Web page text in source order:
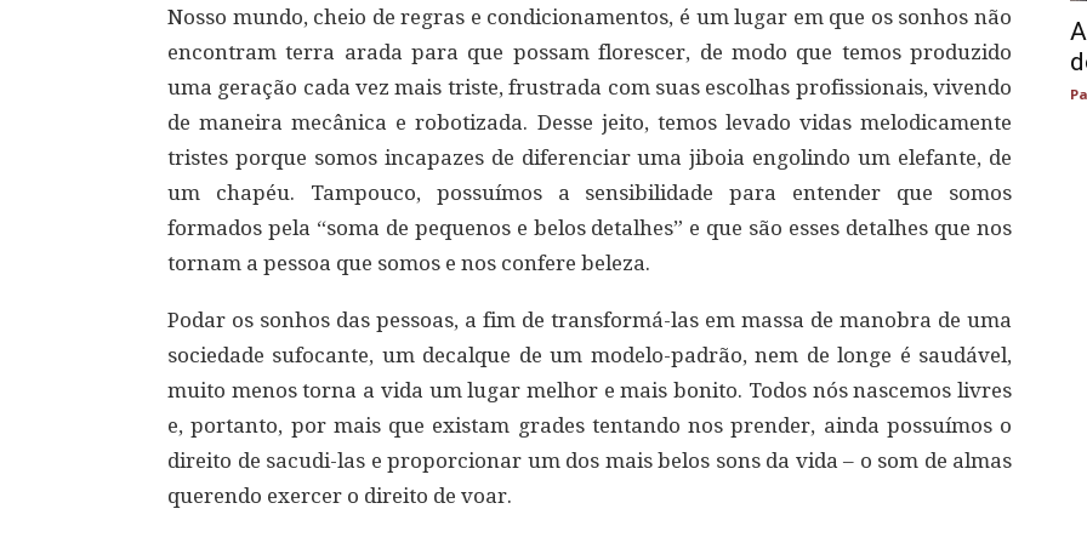
Nosso mundo, cheio de regras e condicionamentos, é um lugar em que os sonhos não
encontram terra arada para que possam florescer, de modo que temos produzido
uma geração cada vez mais triste, frustrada com suas escolhas profissionais, vivendo
de maneira mecânica e robotizada. Desse jeito, temos levado vidas melodicamente
tristes porque somos incapazes de diferenciar uma jiboia engolindo um elefante, de
um chapéu. Tampouco, possuímos a sensibilidade para entender que somos
formados pela “soma de pequenos e belos detalhes” e que são esses detalhes que nos
tornam a pessoa que somos e nos confere beleza.
Podar os sonhos das pessoas, a fim de transformá-las em massa de manobra de uma
sociedade sufocante, um decalque de um modelo-padrão, nem de longe é saudável,
muito menos torna a vida um lugar melhor e mais bonito. Todos nós nascemos livres
e, portanto, por mais que existam grades tentando nos prender, ainda possuímos o
direito de sacudi-las e proporcionar um dos mais belos sons da vida – o som de almas
querendo exercer o direito de voar.